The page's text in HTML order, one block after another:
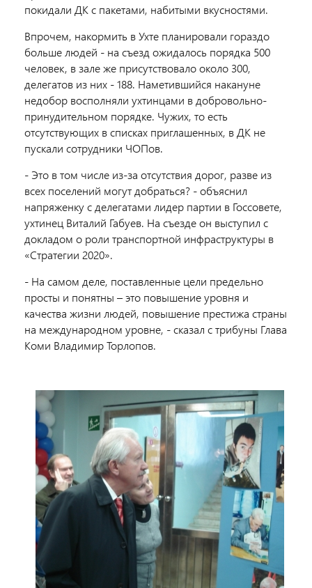
покидали ДК с пакетами, набитыми вкусностями.
Впрочем, накормить в Ухте планировали гораздо
больше людей - на съезд ожидалось порядка 500
человек, в зале же присутствовало около 300,
делегатов из них - 188. Наметившийся накануне
недобор восполняли ухтинцами в добровольно-
принудительном порядке. Чужих, то есть
отсутствующих в списках приглашенных, в ДК не
пускали сотрудники ЧОПов.
- Это в том числе из-за отсутствия дорог, разве из
всех поселений могут добраться? - объяснил
напряженку с делегатами лидер партии в Госсовете,
ухтинец Виталий Габуев. На съезде он выступил с
докладом о роли транспортной инфраструктуры в
«Стратегии 2020».
- На самом деле, поставленные цели предельно
просты и понятны – это повышение уровня и
качества жизни людей, повышение престижа страны
на международном уровне, - сказал с трибуны Глава
Коми Владимир Торлопов.